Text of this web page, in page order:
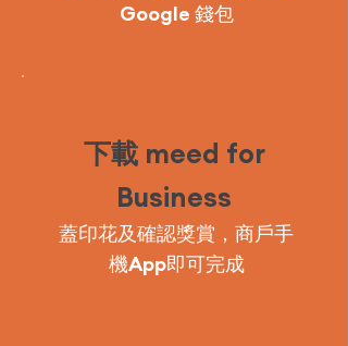
Google 錢包
下載 meed for
Business
蓋印花及確認獎賞，商戶手
機App即可完成